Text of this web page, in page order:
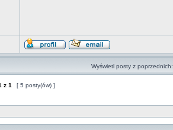
Wyświetl posty z poprzednich:
z 1 [ 5 posty(ów) ]